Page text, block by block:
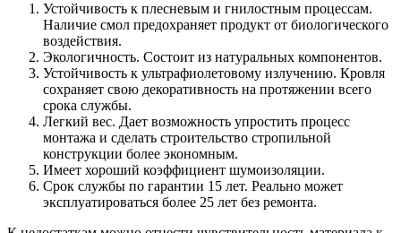
Устойчивость к плесневым и гнилостным процессам.
Наличие смол предохраняет продукт от биологического
воздействия.
Экологичность. Состоит из натуральных компонентов.
Устойчивость к ультрафиолетовому излучению. Кровля
сохраняет свою декоративность на протяжении всего
срока службы.
Легкий вес. Дает возможность упростить процесс
монтажа и сделать строительство стропильной
конструкции более экономным.
Имеет хороший коэффициент шумоизоляции.
Срок службы по гарантии 15 лет. Реально может
эксплуатироваться более 25 лет без ремонта.